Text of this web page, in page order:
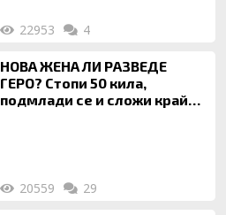
22953 4
НОВА ЖЕНА ЛИ РАЗВЕДЕ
ГЕРО? Стопи 50 кила,
подмлади се и сложи край
20559 29